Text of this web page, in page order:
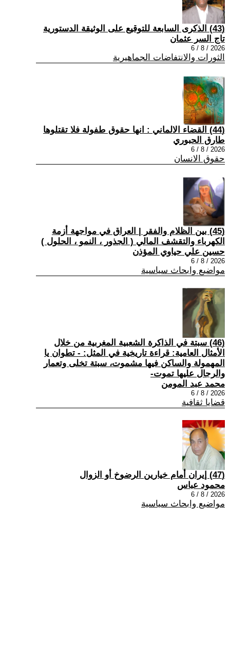
(43) الذكرى السابعة للتوقيع على الوثيقة الدستورية
تاج السر عثمان
2026 / 8 / 6
الثورات والانتفاضات الجماهيرية
(44) القضاء الالماني : انها حقوق طفولة فلا تقتلوها
طارق الحبوري
2026 / 8 / 6
حقوق الانسان
(45) بين الظلام والفقر | العراق في مواجهة أزمة
الكهرباء والتقشف المالي ( الجذور ، النمو ، الحلول )
حسين علي حياوي المؤذن
2026 / 8 / 6
مواضيع وابحاث سياسية
(46) سبتة في الذاكرة الشعبية المغربية من خلال
الأمثال العامية: قراءة تاريخية في المثل: - تطوان يا
المهمولة والساكن فيها مشموت، سبتة تخلى وتعمار
والرجال عليها تموت-
محمد عبد المومن
2026 / 8 / 6
قضايا ثقافية
(47) إيران أمام خيارين الرضوخ أو الزوال
محمود عباس
2026 / 8 / 6
مواضيع وابحاث سياسية